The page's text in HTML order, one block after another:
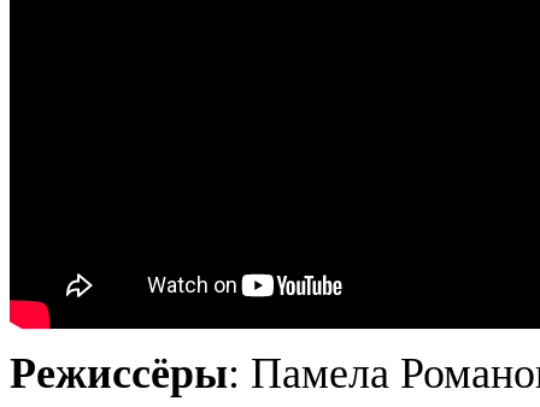
Режиссёры: Памела